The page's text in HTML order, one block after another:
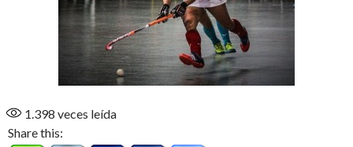
1.398 veces leída
Share this: